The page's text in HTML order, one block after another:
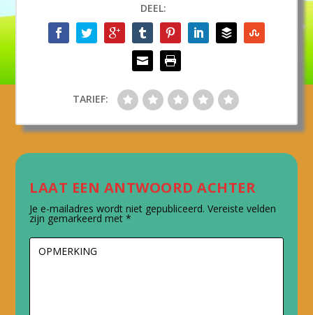
DEEL:
TARIEF:
LAAT EEN ANTWOORD ACHTER
Je e-mailadres wordt niet gepubliceerd. Vereiste velden
zijn gemarkeerd met*